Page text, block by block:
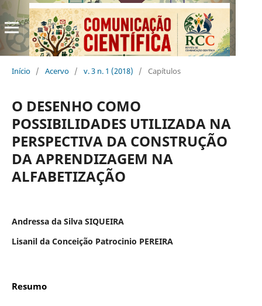
Início / Acervo / v. 3 n. 1 (2018) / Capítulos
O DESENHO COMO
POSSIBILIDADES UTILIZADA NA
PERSPECTIVA DA CONSTRUÇÃO
DA APRENDIZAGEM NA
ALFABETIZAÇÃO
Andressa da Silva SIQUEIRA
Lisanil da Conceição Patrocinio PEREIRA
Resumo